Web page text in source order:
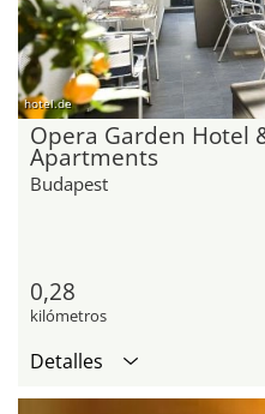
hotel.de
Opera Garden Hotel
Apartments
Budapest
0,28
kilómetros
Detalles